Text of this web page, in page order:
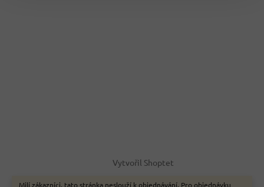
Milí zákazníci, tato stránka neslouží k objednávání. Pro objednávku
Vytvořil Shoptet